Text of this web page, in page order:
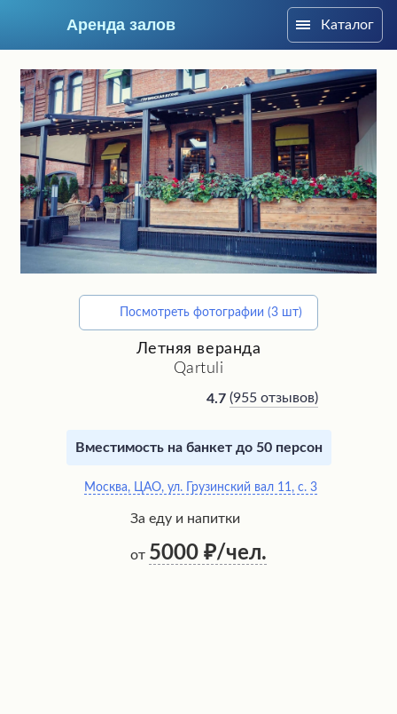
Аренда залов
Подберите мне зал
Каталог
Посмотреть фотографии (3 шт)
Летняя веранда
Qartuli
4.7 (955 отзывов)
Вместимость на банкет до 50 персон
Москва, ЦАО, ул. Грузинский вал 11, с. 3
За еду и напитки
от 5000 /чел.